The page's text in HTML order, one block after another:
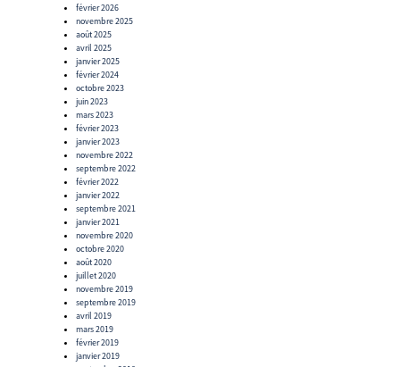
février 2026
novembre 2025
août 2025
avril 2025
janvier 2025
février 2024
octobre 2023
juin 2023
mars 2023
février 2023
janvier 2023
novembre 2022
septembre 2022
février 2022
janvier 2022
septembre 2021
janvier 2021
novembre 2020
octobre 2020
août 2020
juillet 2020
novembre 2019
septembre 2019
avril 2019
mars 2019
février 2019
janvier 2019